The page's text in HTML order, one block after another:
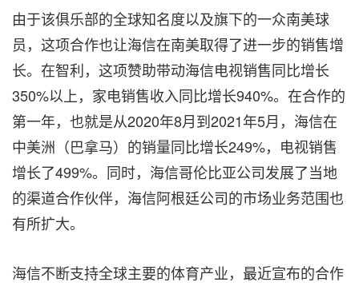
由于该俱乐部的全球知名度以及旗下的一众南美球
员，这项合作也让海信在南美取得了进一步的销售增
长。在智利，这项赞助带动海信电视销售同比增长
350%以上，家电销售收入同比增长940%。在合作的
第一年，也就是从2020年8月到2021年5月，海信在
中美洲（巴拿马）的销量同比增长249%， 电视销售
增长了499%。同时，海信哥伦比亚公司发展了当地
的渠道合作伙伴，海信阿根廷公司的市场业务范围也
有所扩大。
海信不断支持全球主要的体育产业，最近宣布的合作